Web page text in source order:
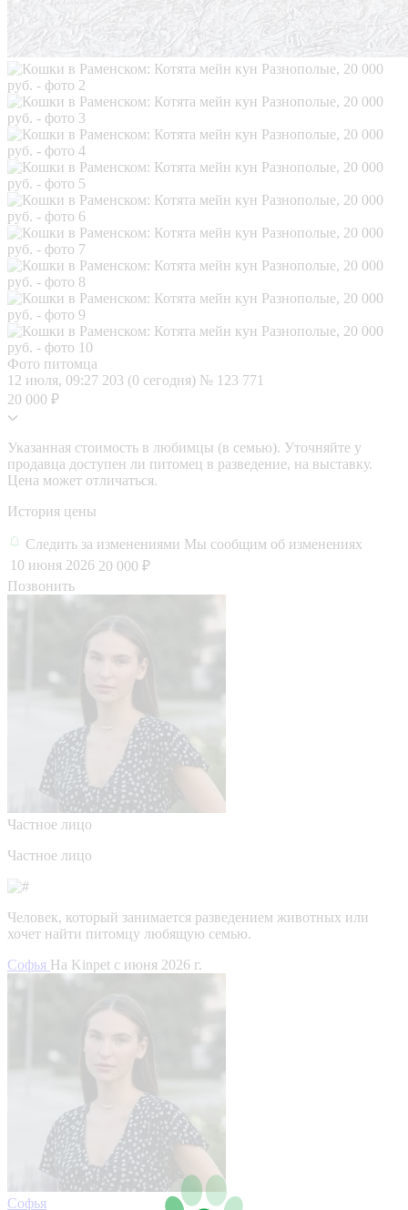
Фото питомца
12 июля, 09:27 203 (0 сегодня) № 123 771
20 000 ₽
Указанная стоимость в любимцы (в семью). Уточняйте у
продавца доступен ли питомец в разведение, на выставку.
Цена может отличаться.
История цены
Следить за изменениями Мы сообщим об изменениях
10 июня 2026 20 000 ₽
Позвонить
Частное лицо
Частное лицо
Человек, который занимается разведением животных или
хочет найти питомцу любящую семью.
Софья На Kinpet c июня 2026 г.
Софья